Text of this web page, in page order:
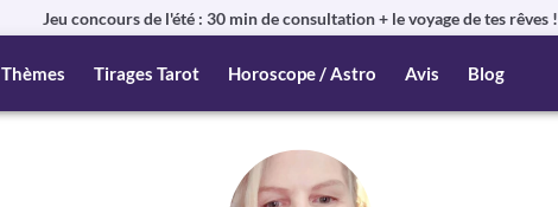
Jeu concours de l'été : 30 min de consultation + le voyage de tes rêves !
Thèmes Tirages Tarot Horoscope / Astro Avis Blog